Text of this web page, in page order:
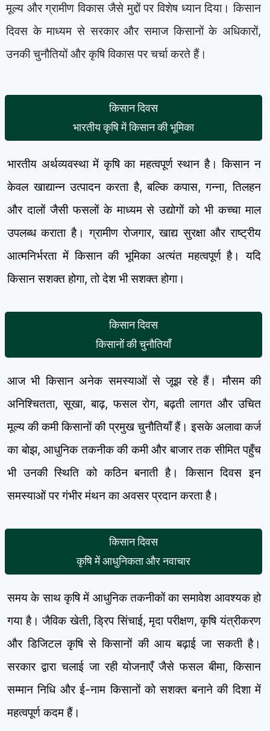
मूल्य और ग्रामीण विकास जैसे मुद्दों पर विशेष ध्यान दिया। किसान
दिवस के माध्यम से सरकार और समाज किसानों के अधिकारों,
उनकी चुनौतियों और कृषि विकास पर चर्चा करते हैं।
किसान दिवस
भारतीय कृषि में किसान की भूमिका
भारतीय अर्थव्यवस्था में कृषि का महत्वपूर्ण स्थान है। किसान न
केवल खाद्यान्न उत्पादन करता है, बल्कि कपास, गन्ना, तिलहन
और दालों जैसी फसलों के माध्यम से उद्योगों को भी कच्चा माल
उपलब्ध कराता है। ग्रामीण रोजगार, खाद्य सुरक्षा और राष्ट्रीय
आत्मनिर्भरता में किसान की भूमिका अत्यंत महत्वपूर्ण है। यदि
किसान सशक्त होगा, तो देश भी सशक्त होगा।
किसान दिवस
किसानों की चुनौतियाँ
आज भी किसान अनेक समस्याओं से जूझ रहे हैं। मौसम की
अनिश्चितता, सूखा, बाढ़, फसल रोग, बढ़ती लागत और उचित
मूल्य की कमी किसानों की प्रमुख चुनौतियाँ हैं। इसके अलावा कर्ज
का बोझ, आधुनिक तकनीक की कमी और बाजार तक सीमित पहुँच
भी उनकी स्थिति को कठिन बनाती है। किसान दिवस इन
समस्याओं पर गंभीर मंथन का अवसर प्रदान करता है।
किसान दिवस
कृषि में आधुनिकता और नवाचार
समय के साथ कृषि में आधुनिक तकनीकों का समावेश आवश्यक हो
गया है। जैविक खेती, ड्रिप सिंचाई, मृदा परीक्षण, कृषि यंत्रीकरण
और डिजिटल कृषि से किसानों की आय बढ़ाई जा सकती है।
सरकार द्वारा चलाई जा रही योजनाएँ जैसे फसल बीमा, किसान
सम्मान निधि और ई-नाम किसानों को सशक्त बनाने की दिशा में
महत्वपूर्ण कदम हैं।